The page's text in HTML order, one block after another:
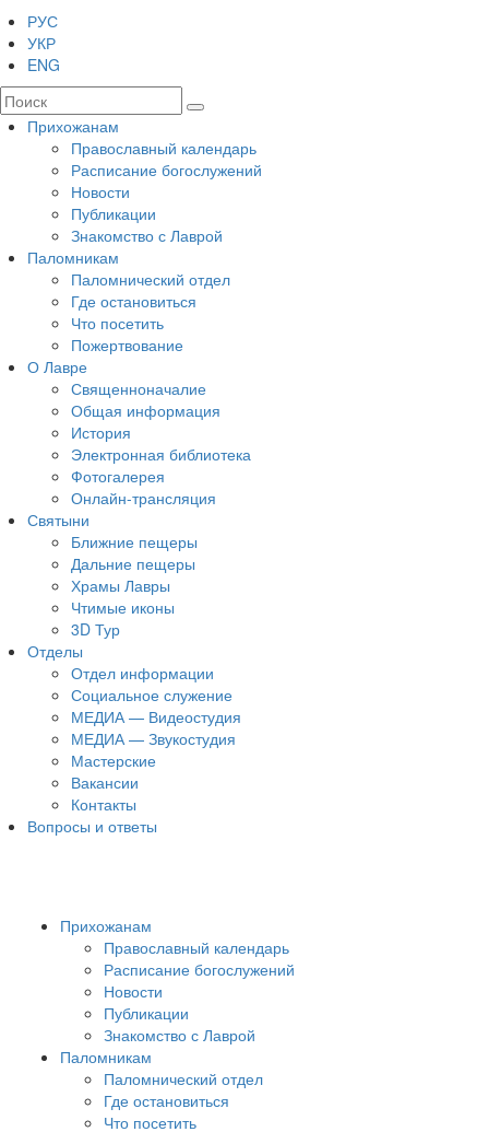
РУС
УКР
ENG
Прихожанам
Православный календарь
Расписание богослужений
Новости
Публикации
Знакомство с Лаврой
Паломникам
Паломнический отдел
Где остановиться
Что посетить
Пожертвование
О Лавре
Священноначалие
Общая информация
История
Электронная библиотека
Фотогалерея
Онлайн-трансляция
Святыни
Ближние пещеры
Дальние пещеры
Храмы Лавры
Чтимые иконы
3D Тур
Отделы
Отдел информации
Социальное служение
МЕДИА — Видеостудия
МЕДИА — Звукостудия
Мастерские
Вакансии
Контакты
Вопросы и ответы
Прихожанам
Православный календарь
Расписание богослужений
Новости
Публикации
Знакомство с Лаврой
Паломникам
Паломнический отдел
Где остановиться
Что посетить